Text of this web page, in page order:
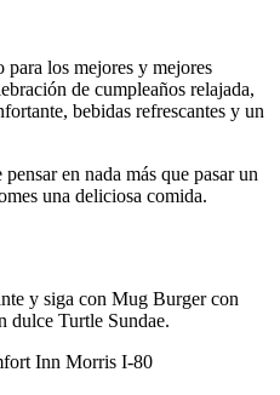
para los mejores y mejores
de cumpleaños relajada,
bebidas refrescantes y un
en nada más que pasar un
una deliciosa comida.
y siga con Mug Burger con
dulce Turtle Sundae.
Inn Morris I-80